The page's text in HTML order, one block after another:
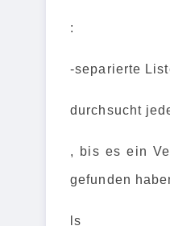
:
-separierte
durchsucht
, bis es ein
gefunden
ls